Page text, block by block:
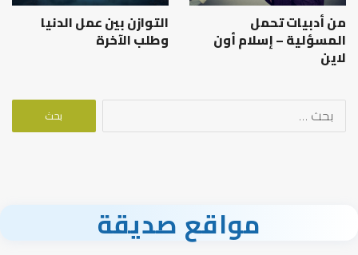
من أدبيات تحمل
المسؤلية – إسلام أون
لاين
التوازن بين عمل الدنيا
وطلب الآخرة
البحث
مواقع صديقة